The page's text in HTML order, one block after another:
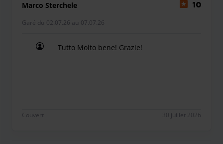
Marco Sterchele 10
Garé du 02.07.26 au 07.07.26
Tutto Molto bene! Grazie!
Couvert 30 juillet 2026